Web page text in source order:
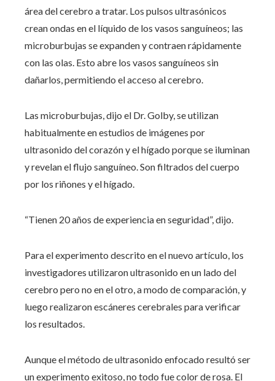
área del cerebro a tratar. Los pulsos ultrasónicos
crean ondas en el líquido de los vasos sanguíneos; las
microburbujas se expanden y contraen rápidamente
con las olas. Esto abre los vasos sanguíneos sin
dañarlos, permitiendo el acceso al cerebro.
Las microburbujas, dijo el Dr. Golby, se utilizan
habitualmente en estudios de imágenes por
ultrasonido del corazón y el hígado porque se iluminan
y revelan el flujo sanguíneo. Son filtrados del cuerpo
por los riñones y el hígado.
“Tienen 20 años de experiencia en seguridad”, dijo.
Para el experimento descrito en el nuevo artículo, los
investigadores utilizaron ultrasonido en un lado del
cerebro pero no en el otro, a modo de comparación, y
luego realizaron escáneres cerebrales para verificar
los resultados.
Aunque el método de ultrasonido enfocado resultó ser
un experimento exitoso, no todo fue color de rosa. El